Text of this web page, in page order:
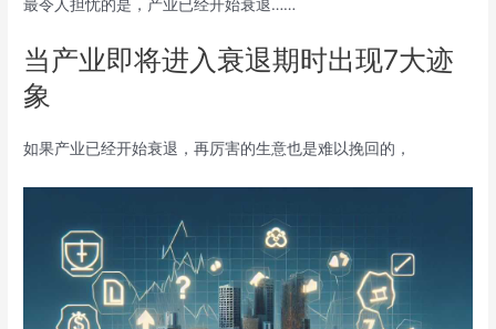
最令人担忧的是，产业已经开始衰退……
当产业即将进入衰退期时出现7大迹
象
如果产业已经开始衰退，再厉害的生意也是难以挽回的，